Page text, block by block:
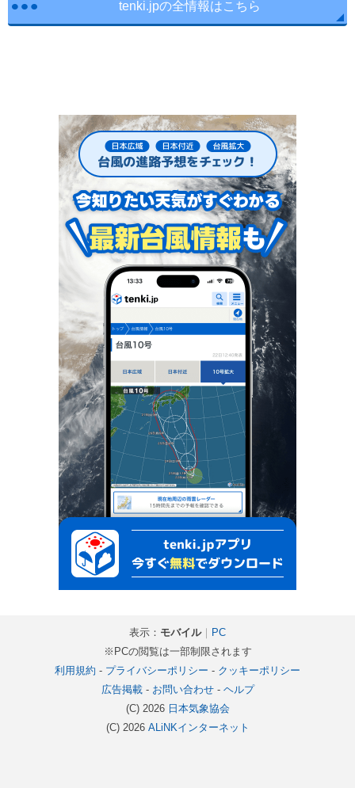
tenki.jpの全情報はこちら
表示： モバイル｜
PC
※PCの閲覧は一部制限されます
利用規約 - プライバシーポリシー - クッキーポリシー
広告掲載- お問い合わせ- ヘルプ
(C) 2026 日本気象協会
(C) 2026 ALiNKインターネット